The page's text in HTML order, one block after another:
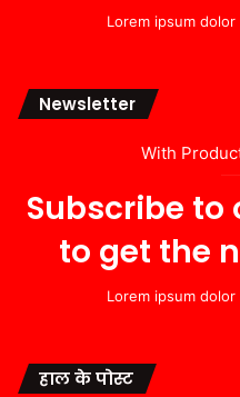
Lorem ipsum
Newsletter
With
Subscribe
to get the
Lorem ipsum
हाल के पोस्ट